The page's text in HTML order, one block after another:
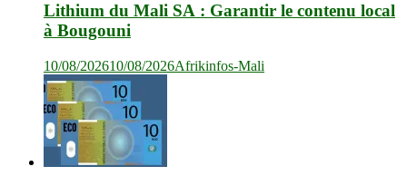
Lithium du Mali SA : Garantir le contenu local
à Bougouni
10/08/202610/08/2026Afrikinfos-Mali